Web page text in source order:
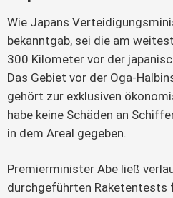
Wie Japans
bekanntgab, sei die am
300 Kilometer vor der
Das Gebiet vor der Oga-
gehört zur exklusiven
habe keine Schäden an
in dem Areal gegeben.
Premierminister Abe ließ
durchgeführten Raketentests